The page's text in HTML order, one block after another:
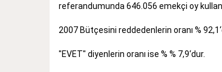
referandumunda 646.056 emekçi oy
2007 Bütçesini reddedenlerin oranı %
"EVET" diyenlerin oranı ise % % 7,9‘dur.